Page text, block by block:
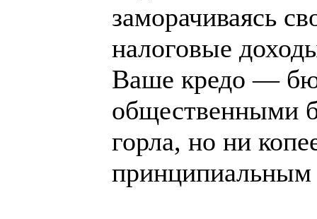
заморачиваясь
налоговые
Ваше кредо —
общественными
горла, но ни